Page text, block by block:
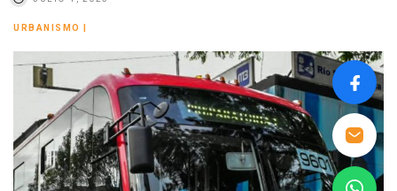
URBANISMO